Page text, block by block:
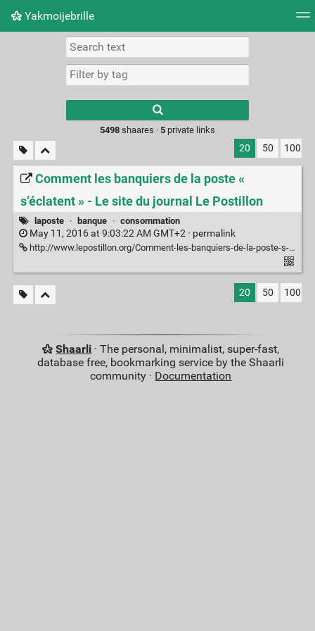
Yakmoijebrille
Picture wall
results.
5498shaares · 5private links
20 50 100
Comment les banquiers de la poste «
s’éclatent » - Le site du journal Le Postillon
laposte · banque · consommation
May 11, 2016 at 9:03:22 AM GMT+2 · permalink
http://www.lepostillon.org/Comment-les-banquiers-de-la-poste-s-eclatent.html
20 50 100
Shaarli · The personal, minimalist, super-fast,
database free, bookmarking service by the Shaarli
community · Documentation